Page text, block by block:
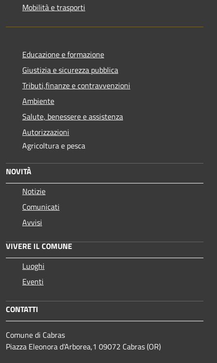
Mobilità e trasporti
Educazione e formazione
Giustizia e sicurezza pubblica
Tributi,finanze e contravvenzioni
Ambiente
Salute, benessere e assistenza
Autorizzazioni
Agricoltura e pesca
NOVITÀ
Notizie
Comunicati
Avvisi
VIVERE IL COMUNE
Luoghi
Eventi
CONTATTI
Comune di Cabras
Piazza Eleonora d'Arborea,1 09072 Cabras (OR)